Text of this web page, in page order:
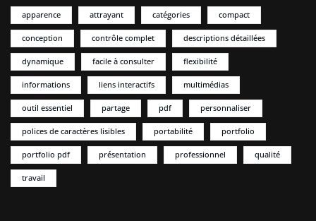
apparence attrayant catégories compact
conception contrôle complet descriptions détaillées
dynamique facile à consulter flexibilité
informations liens interactifs multimédias
outil essentiel partage pdf personnaliser
polices de caractères lisibles portabilité portfolio
portfolio pdf présentation professionnel qualité
travail